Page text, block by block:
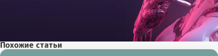
Похожие статьи